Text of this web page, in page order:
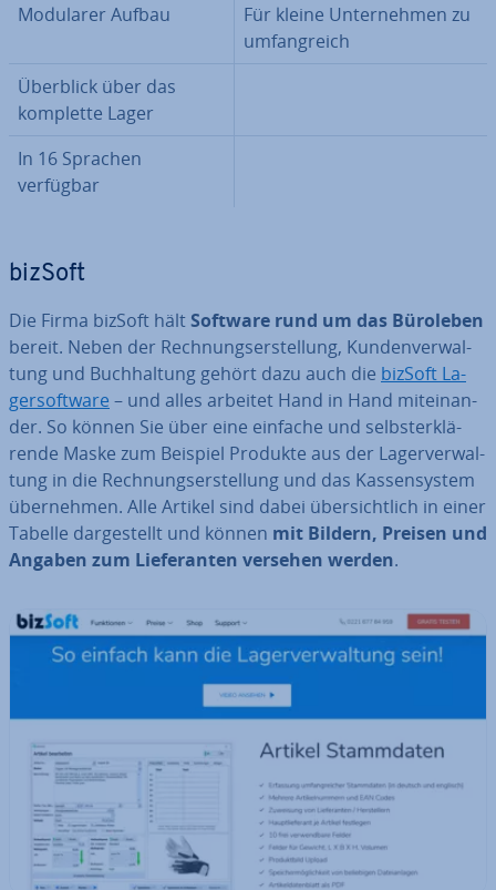
Modularer Aufbau
Für kleine Un­ter­neh­men zu
um­fang­reich
Überblick über das
komplette Lager
In 16 Sprachen
verfügbar
bizSoft
Die Firma bizSoft hältSoftware rund um das Büroleben
bereit. Neben der Rech­nungs­er­stel­lung, Kun­den­ver­wal­
tung und Buch­hal­tung gehört dazu auch die bizSoft La­
ger­soft­ware – und alles arbeitet Hand in Hand mit­ein­an­
der. So können Sie über eine einfache und selbst­er­klä­
ren­de Maske zum Beispiel Produkte aus der La­ger­ver­wal­
tung in die Rech­nungs­er­stel­lung und das Kas­sen­sys­tem
über­neh­men. Alle Artikel sind dabei über­sicht­lich in einer
Tabelle dar­ge­stellt und können mit Bildern, Preisen und
Angaben zum Lie­fe­ran­ten versehen werden.